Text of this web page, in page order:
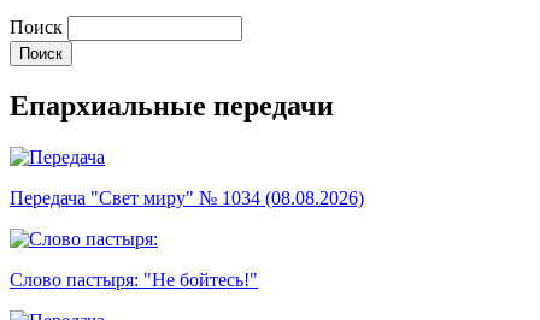
Поиск
Епархиальные передачи
Передача "Свет миру" № 1034 (08.08.2026)
Слово пастыря: "Не бойтесь!"